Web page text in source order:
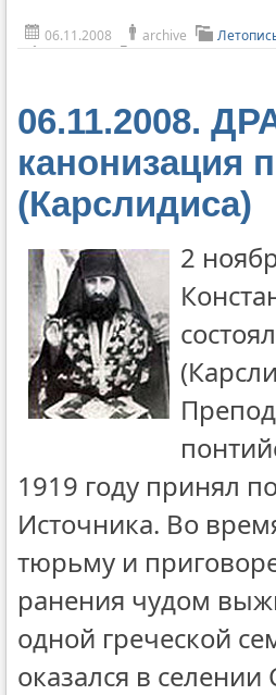
06.11.2008 archive
06.11.2008.
канонизация
(Карслидиса)
2
1919 году принял
Источника. Во
тюрьму и
ранения чудом
одной греческой
оказался в